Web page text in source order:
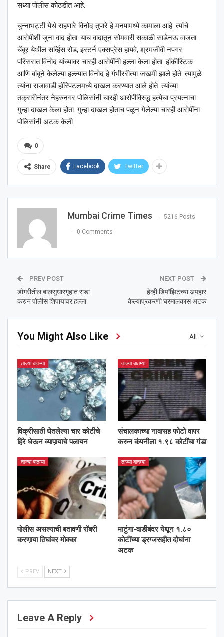
सध्या पोलीस कोठडीत आहे.
चुन्नाभट्टी येथे राहणारे विनोद तुपारे हे मनपामध्ये कामाला आहे. त्यांचे
आरोपीशी जुना वाद होता. याच वादातून सोमवारी सकाळी साडेनऊ वाजता
चेंबूर येथील सर्व्हिस रोड, इस्टर्न एक्सप्रेस हायवे, श्रमजीवी नपगर
परिसरात विनोद यांच्यावर चारही आरोपींनी हल्ला केला होता. हॉकीस्टिक
आणि बांबूने केलेल्या हल्ल्यात विनोद हे गंभीररीत्या जखमी झाले होते. त्यामुळे
त्यांना राजावाडी हॉस्पिटलमध्ये दाखल करण्यात आले होते. त्यांच्या
तक्रारीनंतर नेहरुनगर पोलिसांनी चारही आरोपीविरुद्ध हत्येचा प्रयत्नाचा
गुन्हा दाखल केला होता. गुन्हा दाखल होताच पळून गेलेल्या चारही आरोपींना
पोलिसांनी अटक केली.
0
Share Facebook Twitter
Mumbai Crime Times 5216 Posts
0 Comments
PREV POST
डोगरीतील बालसुधारगृहात राडा
करुन पोलीस शिपायावर हल्ला
NEXT POST
हेव्ही डिपॉझिटच्या अपहार
केल्याप्रकरणी घरमालकास अटक
All
You Might Also Like
ताज्या बातम्या
विक्रीसाठी घेतलेल्या चार कोटीचे
हिरे घेऊन व्यापार्‍याचे पलायन
ताज्या बातम्या
संचालकाच्या नावासह फोटो वापर
करुन कंपनीला १.९८ कोटींचा गंडा
ताज्या बातम्या
पोलीस असल्याची बतावणी रॉबरी
करणार्‍या तिघांवर मोक्का
ताज्या बातम्या
माटुंगा-वाडीबंदर येथून १.८०
कोटींच्या ड्रग्जसहीत दोघांना
अटक
PREV NEXT
Leave A Reply